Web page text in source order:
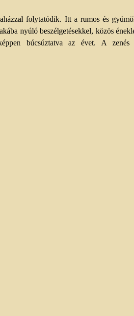
folytatódik. Itt a rumos és
nyúló beszélgetésekkel, közös
búcsúztatva az évet. A zenés